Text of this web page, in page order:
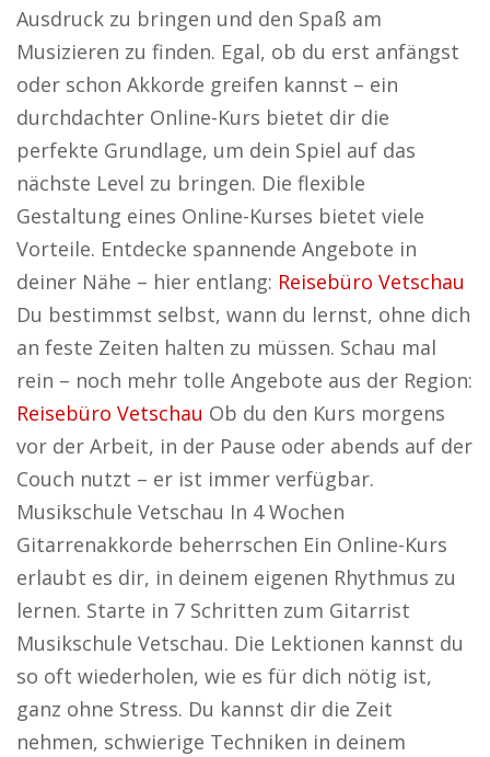
Ausdruck zu bringen und den Spaß am
Musizieren zu finden. Egal, ob du erst anfängst
oder schon Akkorde greifen kannst – ein
durchdachter Online-Kurs bietet dir die
perfekte Grundlage, um dein Spiel auf das
nächste Level zu bringen. Die flexible
Gestaltung eines Online-Kurses bietet viele
Vorteile. Entdecke spannende Angebote in
deiner Nähe – hier entlang: Reisebüro Vetschau
Du bestimmst selbst, wann du lernst, ohne dich
an feste Zeiten halten zu müssen. Schau mal
rein – noch mehr tolle Angebote aus der Region:
Reisebüro Vetschau Ob du den Kurs morgens
vor der Arbeit, in der Pause oder abends auf der
Couch nutzt – er ist immer verfügbar.
Musikschule Vetschau In 4 Wochen
Gitarrenakkorde beherrschen Ein Online-Kurs
erlaubt es dir, in deinem eigenen Rhythmus zu
lernen. Starte in 7 Schritten zum Gitarrist
Musikschule Vetschau. Die Lektionen kannst du
so oft wiederholen, wie es für dich nötig ist,
ganz ohne Stress. Du kannst dir die Zeit
nehmen, schwierige Techniken in deinem